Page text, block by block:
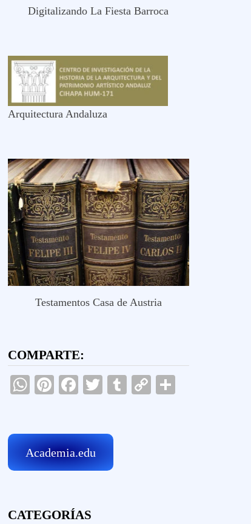
Digitalizando La Fiesta Barroca
Arquitectura Andaluza
Testamentos Casa de Austria
COMPARTE:
WhatsApp
Pinterest
Facebook
TwitterTumblr
Copy
Academia.edu
CATEGORÍAS